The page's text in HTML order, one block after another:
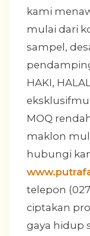
kami
mulai dari
sampel,
HAKI,
MOQ
maklon
hubungi
telepon
ciptakan
gaya hidup